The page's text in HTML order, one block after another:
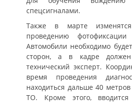
спецсигналами.
Также в марте
проведению
Автомобили необходимо
сторон, а в кадре
технический эксперт.
время проведения
находиться дальше 40
ТО. Кроме этого,